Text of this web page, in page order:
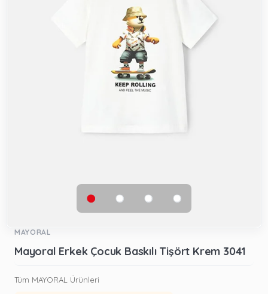
MAYORAL
Mayoral Erkek Çocuk Baskılı Tişört Krem 3041
Tüm MAYORAL Ürünleri